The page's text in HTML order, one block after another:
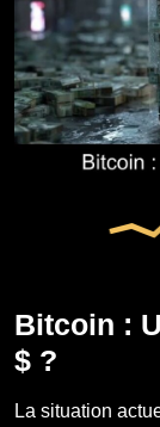
Bitcoin :
$ ?
La situation